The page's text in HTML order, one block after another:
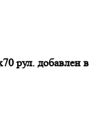
рул. добавлен в